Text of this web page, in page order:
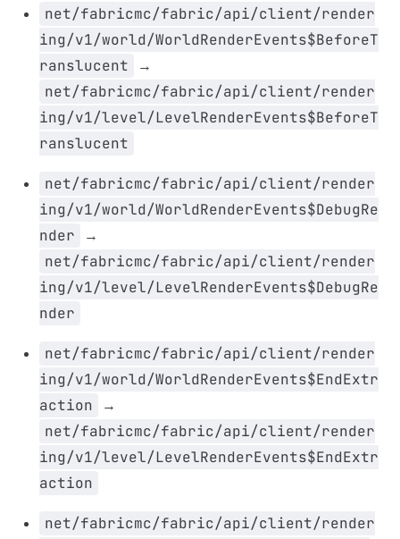
net/fabricmc/fabric/api/client/render
ing/v1/world/WorldRenderEvents$BeforeT
ranslucent
→
net/fabricmc/fabric/api/client/render
ing/v1/level/LevelRenderEvents$BeforeT
ranslucent
net/fabricmc/fabric/api/client/render
ing/v1/world/WorldRenderEvents$DebugRe
nder
→
net/fabricmc/fabric/api/client/render
ing/v1/level/LevelRenderEvents$DebugRe
nder
net/fabricmc/fabric/api/client/render
ing/v1/world/WorldRenderEvents$EndExtr
action
→
net/fabricmc/fabric/api/client/render
ing/v1/level/LevelRenderEvents$EndExtr
action
net/fabricmc/fabric/api/client/render